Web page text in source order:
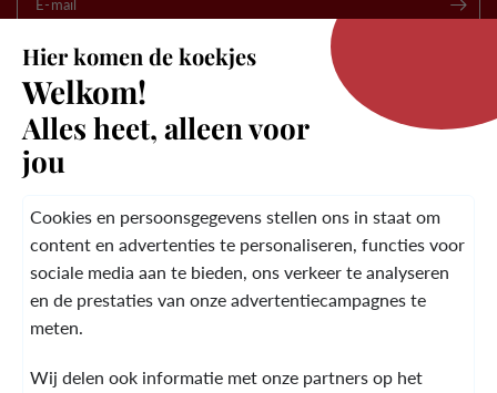
E-mail
HET MERK
KLANTENSERVICE
INFORMATIE
VOORWAARDEN
MET
Hier komen de koekjes
Welkom!
Alles heet, alleen voor
jou
Cookies en persoonsgegevens stellen ons in staat om
content en advertenties te personaliseren, functies voor
sociale media aan te bieden, ons verkeer te analyseren
en de prestaties van onze advertentiecampagnes te
meten.
Wij delen ook informatie met onze partners op het